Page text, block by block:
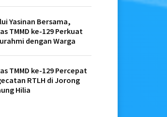
Yasinan Bersama,
TMMD ke-129 Perkuat
dengan Warga
TMMD ke-129 Percepat
RTLH di Jorong
Hilia